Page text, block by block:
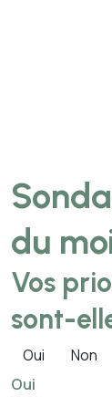
du
Vos
sont-
Oui
Non
Oui